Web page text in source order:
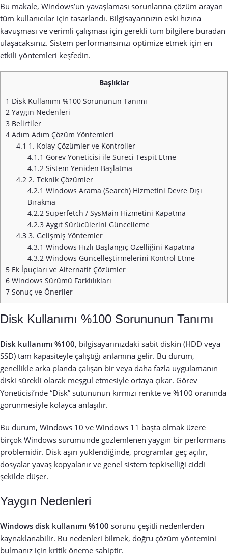
Bu makale, Windows’un yavaşlaması sorunlarına çözüm arayan
tüm kullanıcılar için tasarlandı. Bilgisayarınızın eski hızına
kavuşması ve verimli çalışması için gerekli tüm bilgilere buradan
ulaşacaksınız. Sistem performansınızı optimize etmek için en
etkili yöntemleri keşfedin.
Başlıklar
1 Disk Kullanımı %100 Sorununun Tanımı
2 Yaygın Nedenleri
3 Belirtiler
4 Adım Adım Çözüm Yöntemleri
4.1 1. Kolay Çözümler ve Kontroller
4.1.1 Görev Yöneticisi ile Süreci Tespit Etme
4.1.2Sistem Yeniden Başlatma
4.2 2. Teknik Çözümler
4.2.1 Windows Arama (Search) Hizmetini Devre Dışı
Bırakma
4.2.2Superfetch / SysMain Hizmetini Kapatma
4.2.3Aygıt Sürücülerini Güncelleme
4.3 3. Gelişmiş Yöntemler
4.3.1 Windows Hızlı Başlangıç Özelliğini Kapatma
4.3.2Windows Güncelleştirmelerini Kontrol Etme
5 Ek İpuçları ve Alternatif Çözümler
6 Windows Sürümü Farklılıkları
7 Sonuç ve Öneriler
Disk Kullanımı %100 Sorununun Tanımı
Disk kullanımı %100, bilgisayarınızdaki sabit diskin (HDD veya
SSD) tam kapasiteyle çalıştığı anlamına gelir. Bu durum,
genellikle arka planda çalışan bir veya daha fazla uygulamanın
diski sürekli olarak meşgul etmesiyle ortaya çıkar. Görev
Yöneticisi’nde “Disk” sütununun kırmızı renkte ve %100 oranında
görünmesiyle kolayca anlaşılır.
Bu durum, Windows 10 ve Windows 11 başta olmak üzere
birçok Windows sürümünde gözlemlenen yaygın bir performans
problemidir. Disk aşırı yüklendiğinde, programlar geç açılır,
dosyalar yavaş kopyalanır ve genel sistem tepkiselliği ciddi
şekilde düşer.
Yaygın Nedenleri
Windows disk kullanımı %100 sorunu çeşitli nedenlerden
kaynaklanabilir. Bu nedenleri bilmek, doğru çözüm yöntemini
bulmanız için kritik öneme sahiptir.